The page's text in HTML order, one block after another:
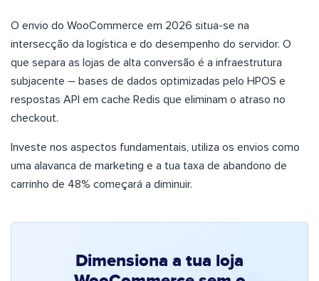
O envio do WooCommerce em 2026 situa-se na
intersecção da logística e do desempenho do servidor. O
que separa as lojas de alta conversão é a infraestrutura
subjacente – bases de dados optimizadas pelo HPOS e
respostas API em cache Redis que eliminam o atraso no
checkout.
Investe nos aspectos fundamentais, utiliza os envios como
uma alavanca de marketing e a tua taxa de abandono de
carrinho de 48% começará a diminuir.
Dimensiona a tua loja